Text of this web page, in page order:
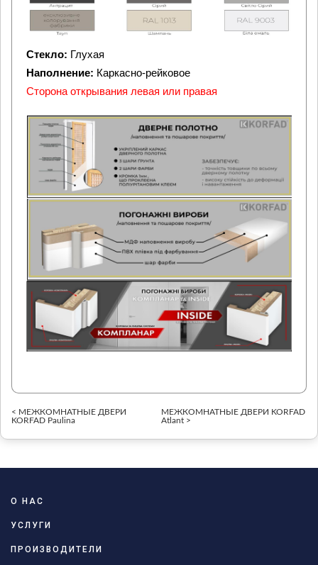
Стекло: Глухая
Наполнение: Каркасно-рейковое
Сторона открывания левая или правая
< МЕЖКОМНАТНЫЕ ДВЕРИ
KORFAD Paulina
МЕЖКОМНАТНЫЕ ДВЕРИ KORFAD
Atlant >
О НАС
УСЛУГИ
ПРОИЗВОДИТЕЛИ